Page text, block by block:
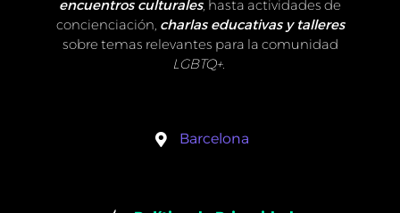
encuentros culturales, hasta actividades de
concienciación, charlas educativas y talleres
sobre temas relevantes para la comunidad
LGBTQ+.
Barcelona